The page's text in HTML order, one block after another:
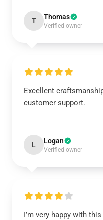
T Thomas
Verified owner
Excellent
customer support.
L Logan
Verified owner
I’m very happy with